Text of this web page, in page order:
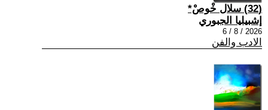
(32) سلال خْوصْ*
إشبيليا الجبوري
2026 / 8 / 6
الادب والفن